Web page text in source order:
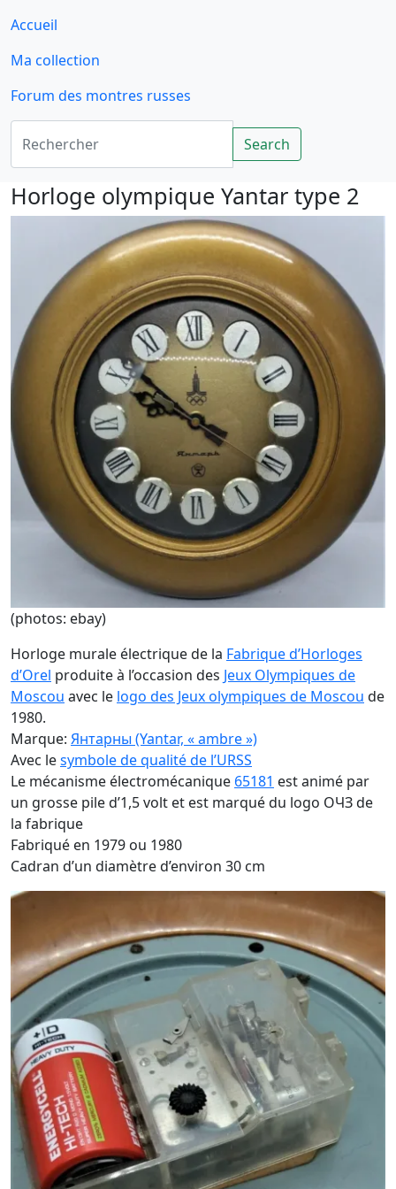
Accueil
Ma collection
Forum des montres russes
Rechercher
Search
Horloge olympique Yantar type 2
(photos: ebay)
Horloge murale électrique de la Fabrique d’Horloges
d’Orel produite à l’occasion des Jeux Olympiques de
Moscou avec le logo des Jeux olympiques de Moscou de
1980.
Marque: Янтарны (Yantar, « ambre »)
Avec lesymbole de qualité de l’URSS
Le mécanisme électromécanique 65181 est animé par
un grosse pile d’1,5 volt et est marqué du logo OЧЗ de
la fabrique
Fabriqué en 1979 ou 1980
Cadran d’un diamètre d’environ 30 cm